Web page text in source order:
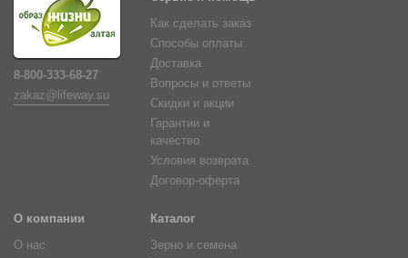
8-800-333-68-27
zakaz@lifeway.su
Как сделать заказ
Способы оплаты
Доставка
Вопросы и ответы
Скидки и акции
Гарантии и
качество
Условия возврата
Договор-оферта
О компании
О нас
Каталог
Зерно и семена